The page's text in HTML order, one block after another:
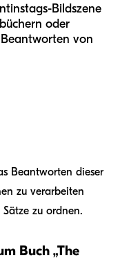
Bildszene
oder
von
Beantworten dieser
zu verarbeiten
zu ordnen.
Buch „The